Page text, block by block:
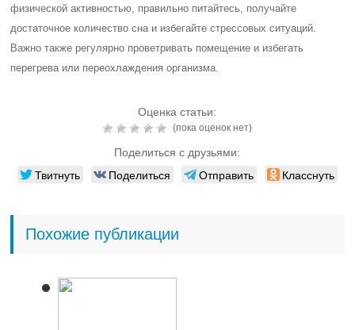
физической активностью, правильно питайтесь, получайте
достаточное количество сна и избегайте стрессовых ситуаций.
Важно также регулярно проветривать помещение и избегать
перегрева или переохлаждения организма.
Оценка статьи:
(пока оценок нет)
Поделиться с друзьями:
Твитнуть Поделиться Отправить Класснуть
Похожие публикации